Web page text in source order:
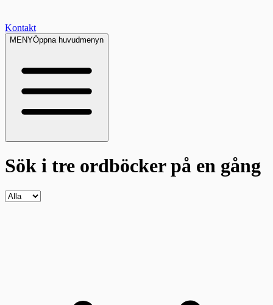
Kontakt
MENYÖppna huvudmenyn
Sök i tre ordböckerpå en gång